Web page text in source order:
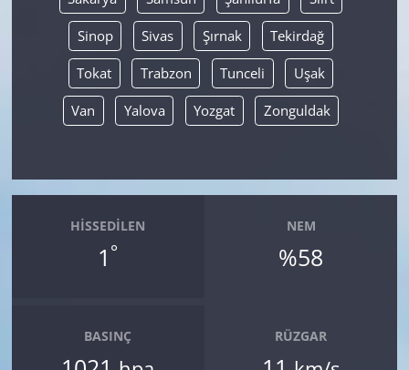
Sinop Sivas Şırnak Tekirdağ
Tokat Trabzon Tunceli Uşak
Van Yalova Yozgat Zonguldak
HISSEDILEN
1 °
NEM
%58
BASINÇ RÜZGAR